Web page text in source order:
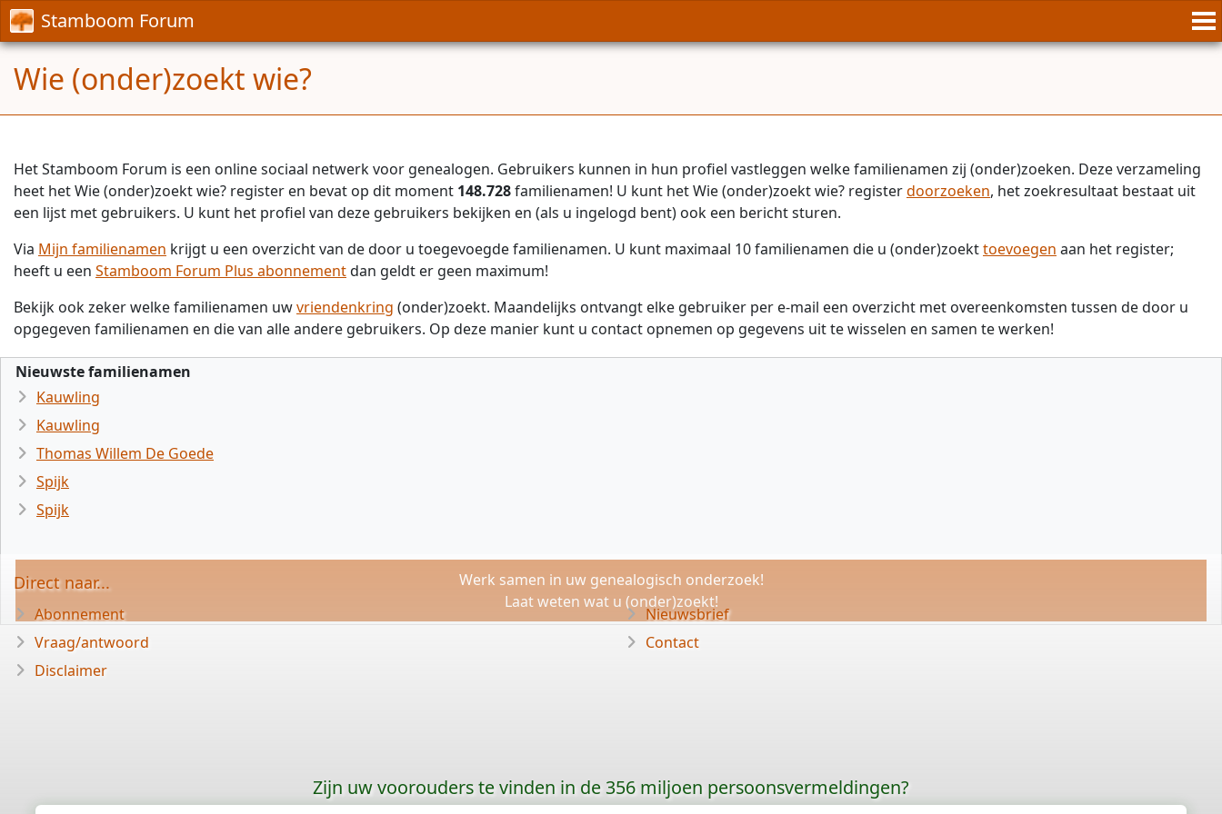
Stamboom Forum
Wie (onder)zoekt wie?
Het Stamboom Forum is een online sociaal netwerk voor genealogen. Gebruikers kunnen in hun profiel vastleggen welke familienamen zij (onder)zoeken. Deze verzameling
heet het Wie (onder)zoekt wie? register en bevat op dit moment 148.728familienamen! U kunt het Wie (onder)zoekt wie? registerdoorzoeken, het zoekresultaat bestaat uit
een lijst met gebruikers. U kunt het profiel van deze gebruikers bekijken en (als u ingelogd bent) ook een bericht sturen.
Via Mijn familienamen krijgt u een overzicht van de door u toegevoegde familienamen. U kunt maximaal 10 familienamen die u (onder)zoekttoevoegen aan het register;
heeft u een Stamboom Forum Plus abonnementdan geldt er geen maximum!
Bekijk ook zeker welke familienamen uwvriendenkring (onder)zoekt. Maandelijks ontvangt elke gebruiker per e-mail een overzicht met overeenkomsten tussen de door u
opgegeven familienamen en die van alle andere gebruikers. Op deze manier kunt u contact opnemen op gegevens uit te wisselen en samen te werken!
Nieuwste familienamen
Kauwling
Kauwling
Thomas Willem De Goede
Spijk
Spijk
Werk samen in uw genealogisch onderzoek!
Laat weten wat u (onder)zoekt!
Direct naar...
Abonnement
Vraag/antwoord
Disclaimer
Nieuwsbrief
Contact
Zijn uw voorouders te vinden in de 356 miljoen persoonsvermeldingen?